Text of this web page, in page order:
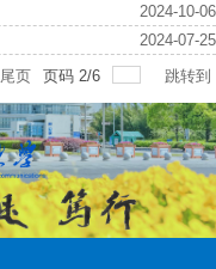
2024-10-06
2024-07-25
尾页 页码 2/6 跳转到